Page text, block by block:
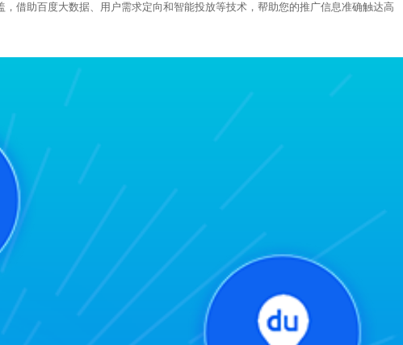
借助百度大数据、用户需求定向和智能投放等技术，帮助您的推广信息准确触达高